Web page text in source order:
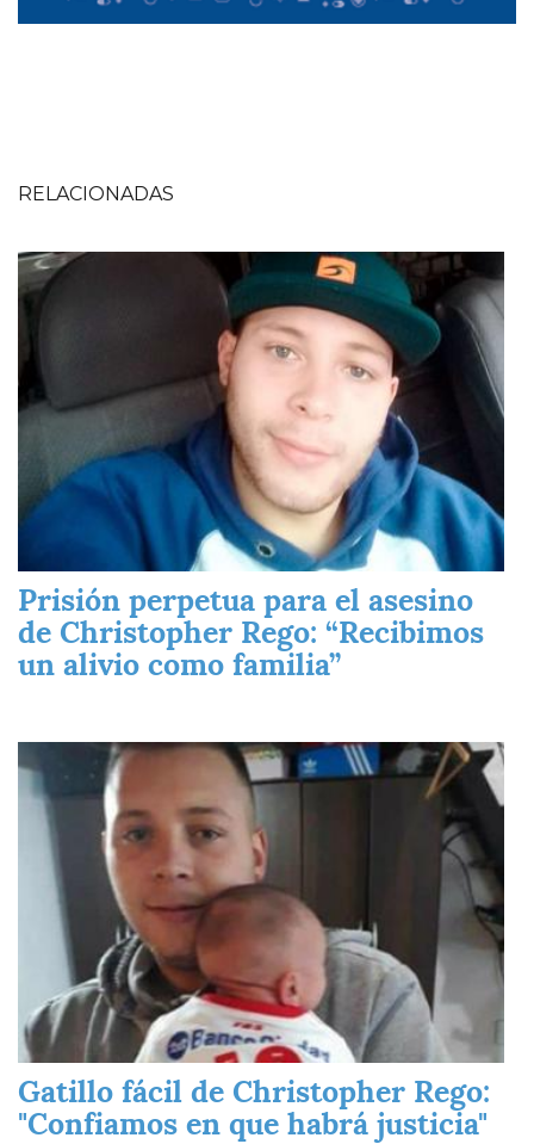
RELACIONADAS
Imagen
Prisión perpetua para el asesino
de Christopher Rego: “Recibimos
un alivio como familia”
Gatillo fácil de Christopher Rego:
"Confiamos en que habrá justicia"